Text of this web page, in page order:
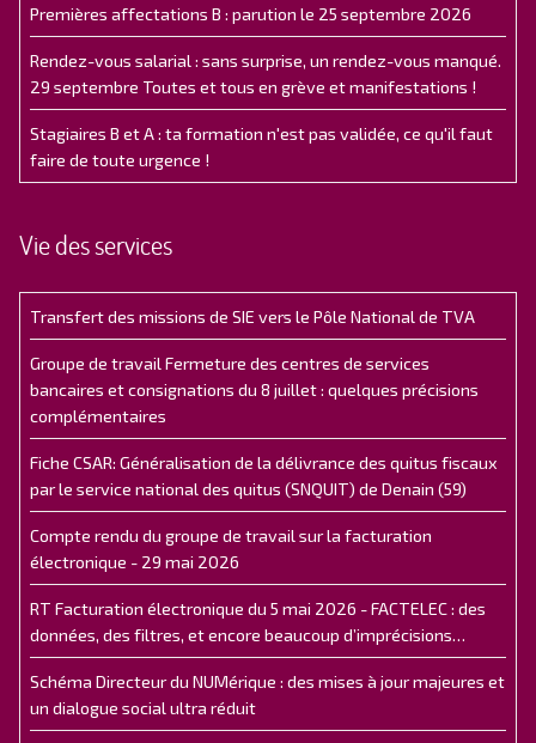
Premières affectations B : parution le 25 septembre 2026
Rendez-vous salarial : sans surprise, un rendez-vous manqué.
29 septembre Toutes et tous en grève et manifestations !
Stagiaires B et A : ta formation n'est pas validée, ce qu'il faut
faire de toute urgence !
Vie des services
Transfert des missions de SIE vers le Pôle National de TVA
Groupe de travail Fermeture des centres de services
bancaires et consignations du 8 juillet : quelques précisions
complémentaires
Fiche CSAR: Généralisation de la délivrance des quitus fiscaux
par le service national des quitus (SNQUIT) de Denain (59)
Compte rendu du groupe de travail sur la facturation
électronique - 29 mai 2026
RT Facturation électronique du 5 mai 2026 - FACTELEC : des
données, des filtres, et encore beaucoup d’imprécisions…
Schéma Directeur du NUMérique : des mises à jour majeures et
un dialogue social ultra réduit